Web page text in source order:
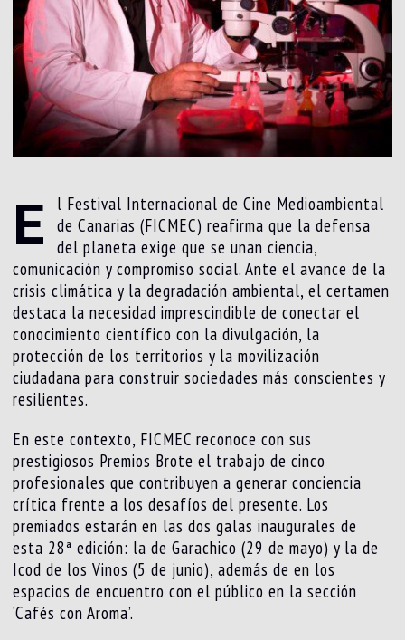
E
l Festival Internacional de Cine Medioambiental
de Canarias (FICMEC) reafirma que la defensa
del planeta exige que se unan ciencia,
comunicación y compromiso social. Ante el avance de la
crisis climática y la degradación ambiental, el certamen
destaca la necesidad imprescindible de conectar el
conocimiento científico con la divulgación, la
protección de los territorios y la movilización
ciudadana para construir sociedades más conscientes y
resilientes.
En este contexto, FICMEC reconoce con sus
prestigiosos Premios Brote el trabajo de cinco
profesionales que contribuyen a generar conciencia
crítica frente a los desafíos del presente. Los
premiados estarán en las dos galas inaugurales de
esta 28ª edición: la de Garachico (29 de mayo) y la de
Icod de los Vinos (5 de junio), además de en los
espacios de encuentro con el público en la sección
‘Cafés con Aroma’.